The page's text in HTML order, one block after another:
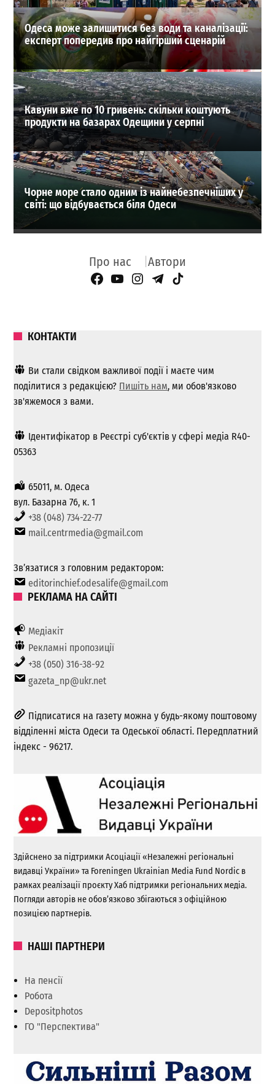
Одеса може залишитися без води та каналізації:
експерт попередив про найгірший сценарій
Кавуни вже по 10 гривень: скільки коштують
продукти на базарах Одещини у серпні
Чорне море стало одним із найнебезпечніших у
світі: що відбувається біля Одеси
Про нас Автори
Facebook Page
YouTube
Instagram
Telegram
TikTok
КОНТАКТИ
Ви стали свідком важливої ​​події і маєте чим
поділитися з редакцією? Пишіть нам, ми обов'язково
зв'яжемося з вами.
Ідентифікатор в Реєстрі суб'єктів у сфері медіа R40-
05363
65011, м. Одеса
вул. Базарна 76, к. 1
+38 (048) 734-22-77
mail.centrmedia@gmail.com
Зв’язатися з головним редактором:
editorinchief.odesalife@gmail.com
РЕКЛАМА НА САЙТІ
Медіакіт
Рекламні пропозиції
+38 (050) 316-38-92
gazeta_np@ukr.net
Підписатися на газету можна у будь-якому поштовому
відділенні міста Одеси та Одеської області. Передплатний
індекс - 96217.
Здійснено за підтримки Асоціації «Незалежні регіональні
видавці України» та Foreningen Ukrainian Media Fund Nordic в
рамках реалізації проєкту Хаб підтримки регіональних медіа.
Погляди авторів не обов’язково збігаються з офіційною
позицією партнерів.
НАШІ ПАРТНЕРИ
На пенсії
Робота
Depositphotos
ГО "Перспектива"